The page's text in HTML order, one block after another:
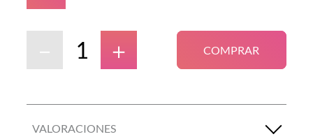
＋
－ COMPRAR
VALORACIONES